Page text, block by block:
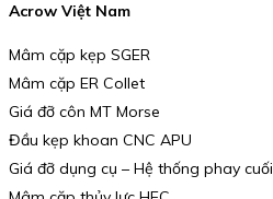
Acrow Việt Nam
Mâm cặp kẹp SGER
Mâm cặp ER Collet
Giá đỡ côn MT Morse
Đầu kẹp khoan CNC APU
Giá đỡ dụng cụ – Hệ thống phay cuối